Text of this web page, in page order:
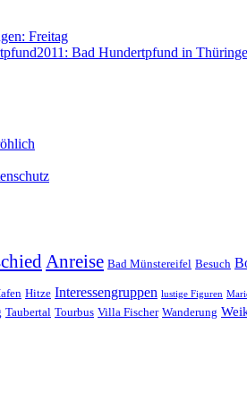
Freitag
2011: Bad Hundertpfund in
Anreise Bad Münstereifel Besuch
Hitze Interessengruppen lustige Figuren
Taubertal Tourbus Villa Fischer Wanderung